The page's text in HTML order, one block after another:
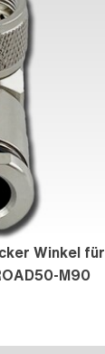
Winkel für
M90